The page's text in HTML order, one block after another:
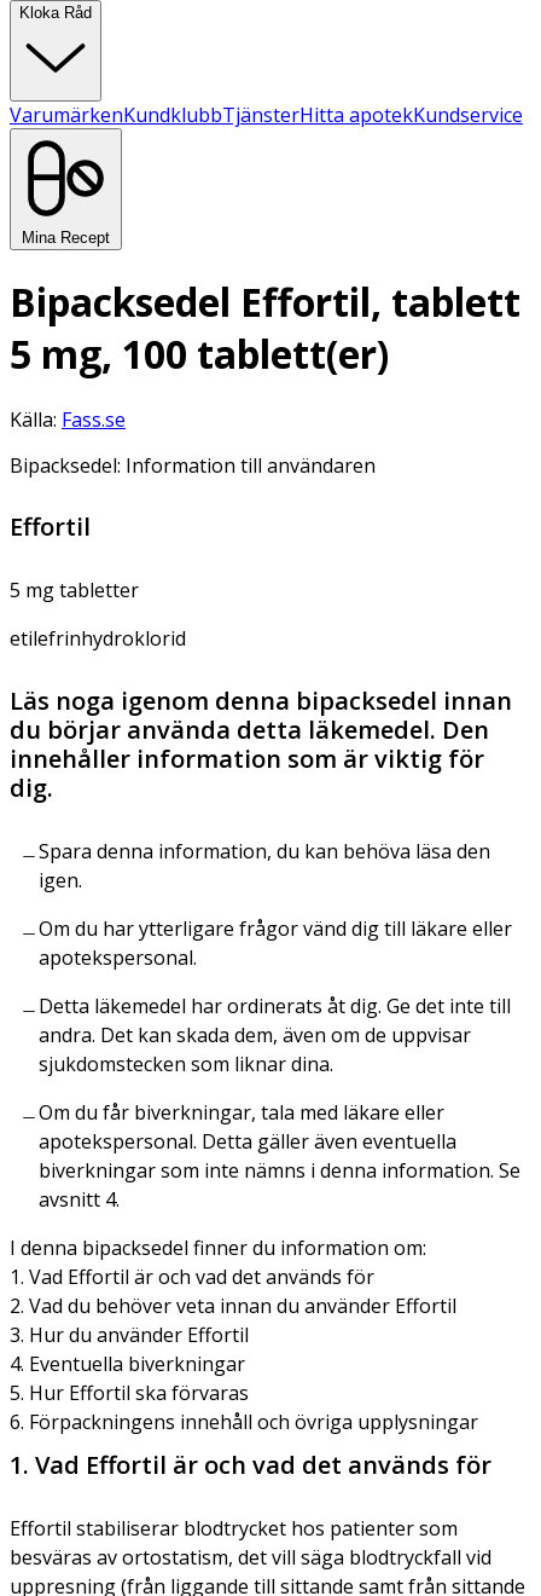
Kloka Råd
VarumärkenKundklubbTjänsterHitta apotekKundservice
Mina Recept
Bipacksedel Effortil, tablett
5 mg, 100 tablett(er)
Källa: Fass.se
Bipacksedel: Information till användaren
Effortil
5 mg tabletter
etilefrinhydroklorid
Läs noga igenom denna bipacksedel innan
du börjar använda detta läkemedel. Den
innehåller information som är viktig för
dig.
Spara denna information, du kan behöva läsa den
igen.
Om du har ytterligare frågor vänd dig till läkare eller
apotekspersonal.
Detta läkemedel har ordinerats åt dig. Ge det inte till
andra. Det kan skada dem, även om de uppvisar
sjukdomstecken som liknar dina.
Om du får biverkningar, tala med läkare eller
apotekspersonal. Detta gäller även eventuella
biverkningar som inte nämns i denna information. Se
avsnitt 4.
I denna bipacksedel finner du information om:
1. Vad Effortil är och vad det används för
2. Vad du behöver veta innan du använder Effortil
3. Hur du använder Effortil
4. Eventuella biverkningar
5. Hur Effortil ska förvaras
6. Förpackningens innehåll och övriga upplysningar
1. Vad Effortil är och vad det används för
Effortil stabiliserar blodtrycket hos patienter som
besväras av ortostatism, det vill säga blodtryckfall vid
uppresning (från liggande till sittande samt från sittande